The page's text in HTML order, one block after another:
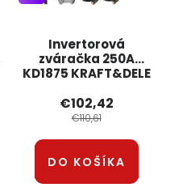
Invertorová
zváračka 250A
KD1875 KRAFT&DELE
€102,42
€110,61
DO KOŠÍKA